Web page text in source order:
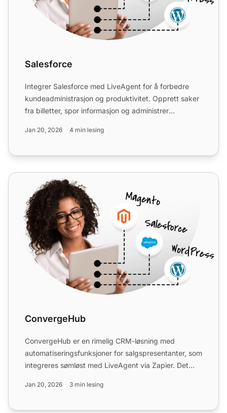
Salesforce
Integrer Salesforce med LiveAgent for å forbedre
kundeadministrasjon og produktivitet. Opprett saker
fra billetter, spor informasjon og administrer
Jan 20, 2026 4 min lesing
ConvergeHub
ConvergeHub
ConvergeHub er en rimelig CRM-løsning med
automatiseringsfunksjoner for salgspresentanter, som
integreres sømløst med LiveAgent via Zapier. Det
Jan 20, 2026 3 min lesing